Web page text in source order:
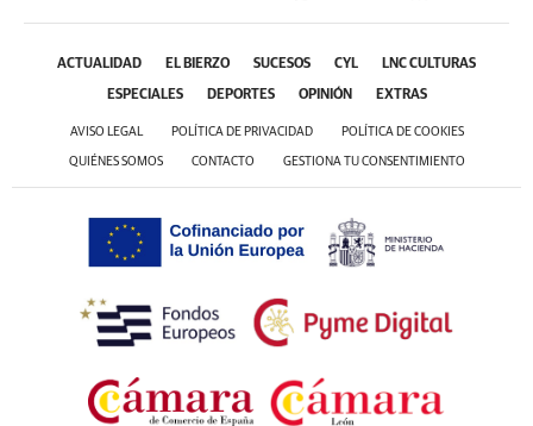
ACTUALIDAD EL BIERZO SUCESOS CYL LNC CULTURAS
ESPECIALES DEPORTES OPINIÓN EXTRAS
AVISO LEGAL POLÍTICA DE PRIVACIDAD POLÍTICA DE COOKIES
QUIÉNES SOMOS CONTACTO GESTIONA TU CONSENTIMIENTO